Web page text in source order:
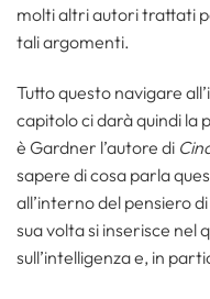
molti altri autori trattati
tali argomenti.
Tutto questo navigare
capitolo ci darà quindi la
è Gardner l’autore di
sapere di cosa parla
all’interno del pensiero
sua volta si inserisce nel
sull’intelligenza e, in